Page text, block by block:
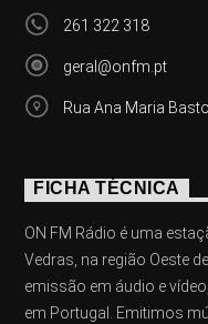
261 322 318
geral@onfm.pt
Rua Ana Maria
FICHA TÉCNICA
ON FM Rádio é uma
Vedras, na região Oeste
emissão em áudio e
em Portugal. Emitimos